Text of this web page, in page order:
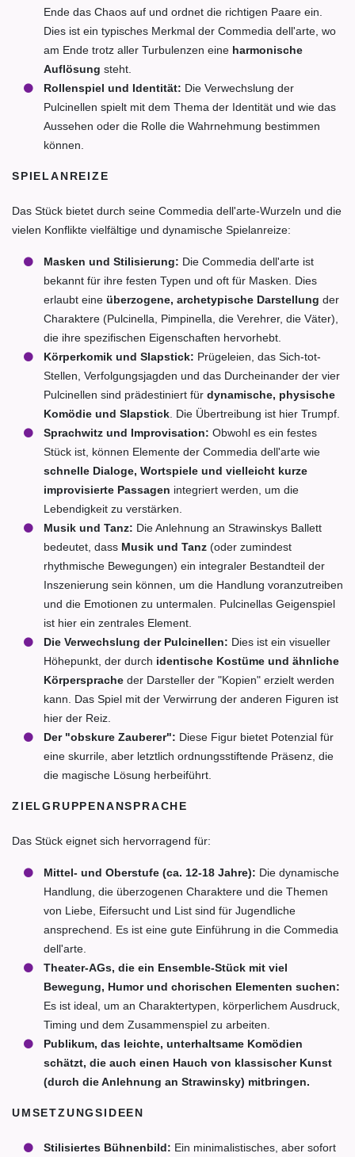
Ende das Chaos auf und ordnet die richtigen Paare ein.
Dies ist ein typisches Merkmal der Commedia dell'arte, wo
am Ende trotz aller Turbulenzen eine harmonische
Auflösung steht.
Rollenspiel und Identität: Die Verwechslung der
Pulcinellen spielt mit dem Thema der Identität und wie das
Aussehen oder die Rolle die Wahrnehmung bestimmen
können.
SPIELANREIZE
Das Stück bietet durch seine Commedia dell'arte-Wurzeln und die
vielen Konflikte vielfältige und dynamische Spielanreize:
Masken und Stilisierung: Die Commedia dell'arte ist
bekannt für ihre festen Typen und oft für Masken. Dies
erlaubt eine überzogene, archetypische Darstellung der
Charaktere (Pulcinella, Pimpinella, die Verehrer, die Väter),
die ihre spezifischen Eigenschaften hervorhebt.
Körperkomik und Slapstick: Prügeleien, das Sich-tot-
Stellen, Verfolgungsjagden und das Durcheinander der vier
Pulcinellen sind prädestiniert für dynamische, physische
Komödie und Slapstick . Die Übertreibung ist hier Trumpf.
Sprachwitz und Improvisation: Obwohl es ein festes
Stück ist, können Elemente der Commedia dell'arte wie
schnelle Dialoge, Wortspiele und vielleicht kurze
improvisierte Passagen integriert werden, um die
Lebendigkeit zu verstärken.
Musik und Tanz: Die Anlehnung an Strawinskys Ballett
bedeutet, dass Musik und Tanz (oder zumindest
rhythmische Bewegungen) ein integraler Bestandteil der
Inszenierung sein können, um die Handlung voranzutreiben
und die Emotionen zu untermalen. Pulcinellas Geigenspiel
ist hier ein zentrales Element.
Die Verwechslung der Pulcinellen: Dies ist ein visueller
Höhepunkt, der durch identische Kostüme und ähnliche
Körpersprache der Darsteller der "Kopien" erzielt werden
kann. Das Spiel mit der Verwirrung der anderen Figuren ist
hier der Reiz.
Der "obskure Zauberer": Diese Figur bietet Potenzial für
eine skurrile, aber letztlich ordnungsstiftende Präsenz, die
die magische Lösung herbeiführt.
ZIELGRUPPENANSPRACHE
Das Stück eignet sich hervorragend für:
Mittel- und Oberstufe (ca. 12-18 Jahre): Die dynamische
Handlung, die überzogenen Charaktere und die Themen
von Liebe, Eifersucht und List sind für Jugendliche
ansprechend. Es ist eine gute Einführung in die Commedia
dell'arte.
Theater-AGs, die ein Ensemble-Stück mit viel
Bewegung, Humor und chorischen Elementen suchen:
Es ist ideal, um an Charaktertypen, körperlichem Ausdruck,
Timing und dem Zusammenspiel zu arbeiten.
Publikum, das leichte, unterhaltsame Komödien
schätzt, die auch einen Hauch von klassischer Kunst
(durch die Anlehnung an Strawinsky) mitbringen.
UMSETZUNGSIDEEN
Stilisiertes Bühnenbild: Ein minimalistisches, aber sofort